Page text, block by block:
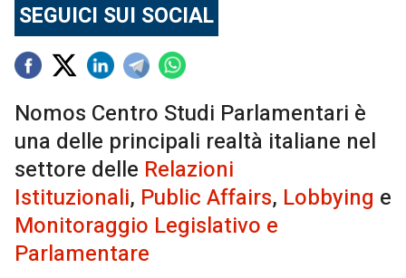
SEGUICI SUI SOCIAL
Nomos Centro Studi Parlamentari è
una delle principali realtà italiane nel
settore delle Relazioni
Istituzionali, Public Affairs, Lobbying e
Monitoraggio Legislativo e
Parlamentare